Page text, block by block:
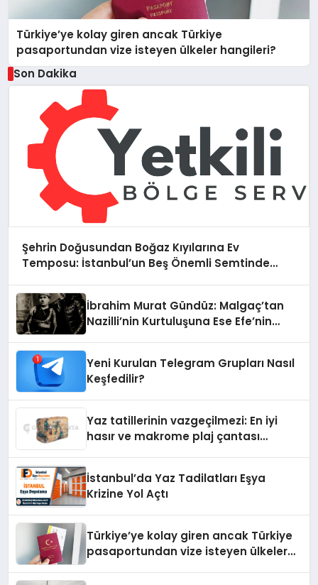
Türkiye’ye kolay giren ancak Türkiye
pasaportundan vize isteyen ülkeler hangileri?
Son Dakika
Şehrin Doğusundan Boğaz Kıyılarına Ev
Temposu: İstanbul’un Beş Önemli Semtinde
İbrahim Murat Gündüz: Malgaç’tan
Nazilli’nin Kurtuluşuna Ese Efe’nin
Yeni Kurulan Telegram Grupları Nasıl
Keşfedilir?
Yaz tatillerinin vazgeçilmezi: En iyi
hasır ve makrome plaj çantası
İstanbul’da Yaz Tadilatları Eşya
Krizine Yol Açtı
Türkiye’ye kolay giren ancak Türkiye
pasaportundan vize isteyen ülkeler